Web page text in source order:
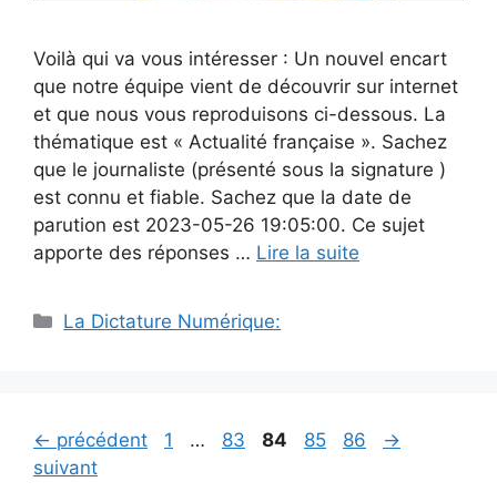
Voilà qui va vous intéresser : Un nouvel encart
que notre équipe vient de découvrir sur internet
et que nous vous reproduisons ci-dessous. La
thématique est « Actualité française ». Sachez
que le journaliste (présenté sous la signature )
est connu et fiable. Sachez que la date de
parution est 2023-05-26 19:05:00. Ce sujet
apporte des réponses … Lire la suite
Catégories
La Dictature Numérique:
← précédent Page
1 … Page
83 Page
84 Page
85 Page
86
→
suivant